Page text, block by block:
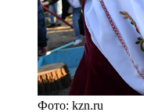
Фото: kzn.ru